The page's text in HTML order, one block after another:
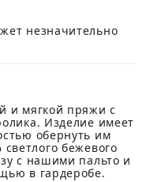
незначительно
и мягкой пряжи с
Изделие имеет
обернуть им
бежевого
с нашими пальто и
в гардеробе.